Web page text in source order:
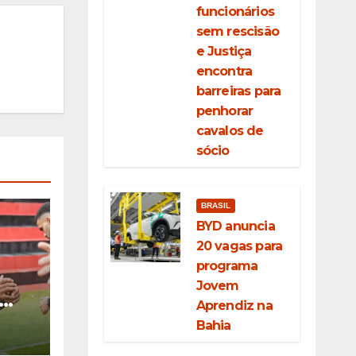
funcionários
sem rescisão
e Justiça
encontra
barreiras para
penhorar
cavalos de
sócio
BRASIL
BYD anuncia
20 vagas para
programa
Jovem
Aprendiz na
Bahia